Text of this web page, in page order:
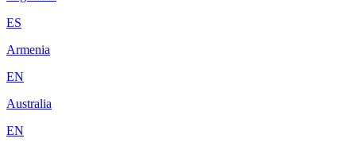
ES
Armenia
EN
Australia
EN